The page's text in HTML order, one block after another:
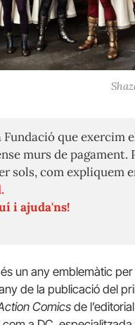
Fundació que exercim
murs de pagament.
sols, com expliquem
i ajuda'ns!
és un any emblemàtic
de la publicació del
Comicsde